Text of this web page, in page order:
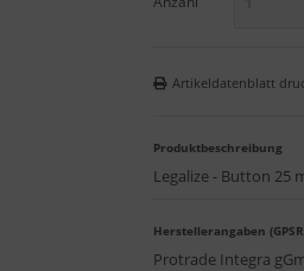
Artikeldatenblatt
Produktbeschreibung
Legalize - Button 25
Herstellerangaben
Protrade Integra